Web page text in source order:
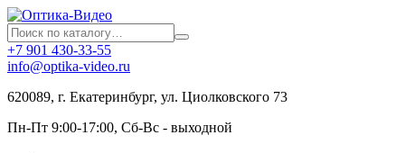
+7 901 430-33-55
info@optika-video.ru
620089, г. Екатеринбург, ул. Циолковского 73
Пн-Пт 9:00-17:00, Сб-Вс - выходной